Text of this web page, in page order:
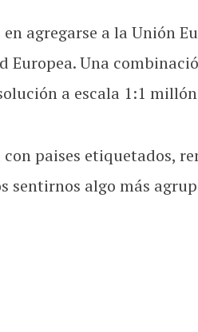
agregarse a la Unión
Europea. Una
a escala 1:1
paises etiquetados,
sentirnos algo más